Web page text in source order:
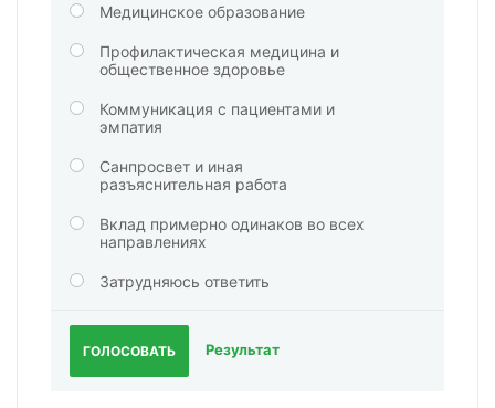
Медицинское образование
Профилактическая медицина и
общественное здоровье
Коммуникация с пациентами и
эмпатия
Санпросвет и иная
разъяснительная работа
Вклад примерно одинаков во всех
направлениях
Затрудняюсь ответить
ГОЛОСОВАТЬ Результат